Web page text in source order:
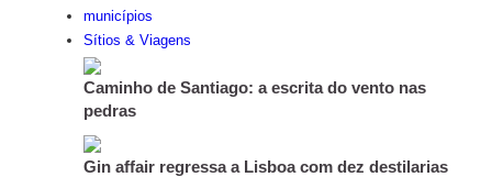
municípios
Sítios & Viagens
Caminho de Santiago: a escrita do vento nas
pedras
Gin affair regressa a Lisboa com dez destilarias